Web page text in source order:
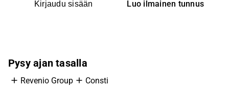
Kirjaudu sisään Luo ilmainen tunnus
Pysy ajan tasalla
Revenio Group Consti